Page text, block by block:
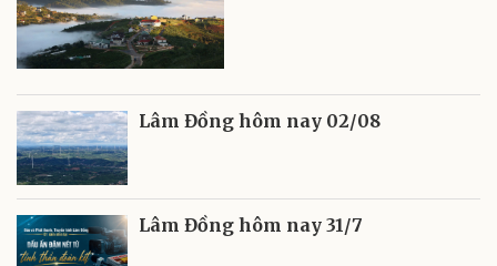
Lâm Đồng hôm nay 02/08
Lâm Đồng hôm nay 31/7